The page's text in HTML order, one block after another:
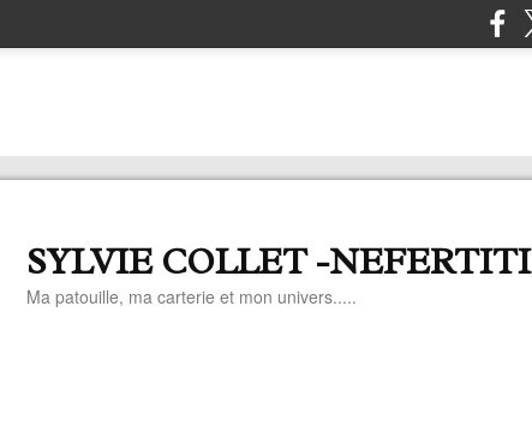
SYLVIE COLLET -NEFERTITI
Ma patouille, ma carterie et mon univers.....